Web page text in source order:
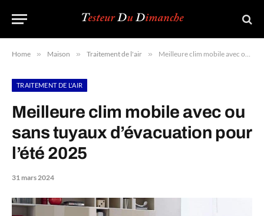
Home » Maison » Traitement de l'air » Meilleure clim mobile avec ou sans tuyaux d’évacuation pour l’été 2025
TRAITEMENT DE L'AIR
Meilleure clim mobile avec ou
sans tuyaux d’évacuation pour
l’été 2025
31 mars 2024